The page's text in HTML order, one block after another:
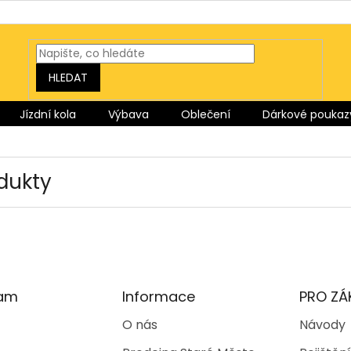
HLEDAT
Jízdní kola Výbava Oblečení Dárkové
Informace
O nás
PRO
Návody